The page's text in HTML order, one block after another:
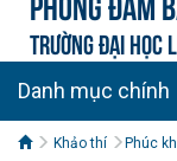
TRƯỜNG ĐẠI HỌC
Danh mục chính
Khảo thí Phúc